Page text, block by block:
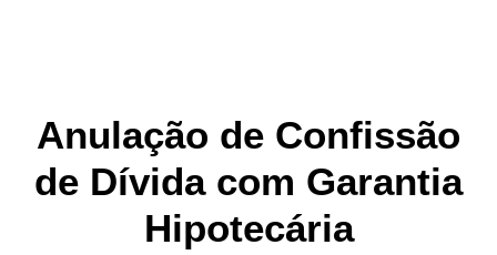
Anulação de Confissão
de Dívida com Garantia
Hipotecária